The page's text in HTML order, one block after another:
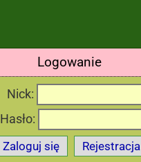
Logowanie
Nick:
Hasło:
Zaloguj się Rejestracja